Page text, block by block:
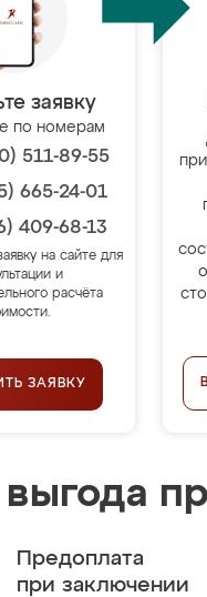
заявку
по номерам
511-89-55
665-24-01
409-68-13
на сайте для
и
расчёта
ЗАЯВКУ
Предоплата
при заключении